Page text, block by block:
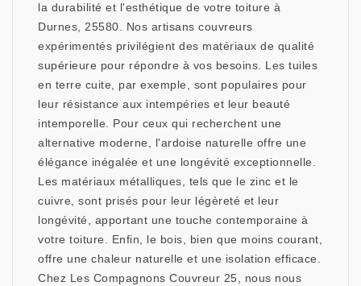
la durabilité et l'esthétique de votre toiture à
Durnes, 25580. Nos artisans couvreurs
expérimentés privilégient des matériaux de qualité
supérieure pour répondre à vos besoins. Les tuiles
en terre cuite, par exemple, sont populaires pour
leur résistance aux intempéries et leur beauté
intemporelle. Pour ceux qui recherchent une
alternative moderne, l'ardoise naturelle offre une
élégance inégalée et une longévité exceptionnelle.
Les matériaux métalliques, tels que le zinc et le
cuivre, sont prisés pour leur légèreté et leur
longévité, apportant une touche contemporaine à
votre toiture. Enfin, le bois, bien que moins courant,
offre une chaleur naturelle et une isolation efficace.
Chez Les Compagnons Couvreur 25, nous nous